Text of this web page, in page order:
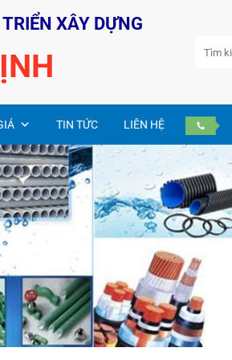
XÂY DỰNG
kiếm:
TIN TỨC LIÊN HỆ